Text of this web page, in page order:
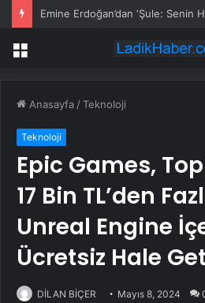
Emine Erdoğan’dan ‘Şule: Senin
Menü
Anasayfa /Teknoloji
Teknoloji
Epic Games,
17 Bin TL’den
Unreal Engine
Ücretsiz Hale
DİLAN BİÇER Mayıs 8, 2024